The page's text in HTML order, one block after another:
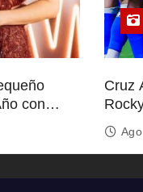
con
Cruz